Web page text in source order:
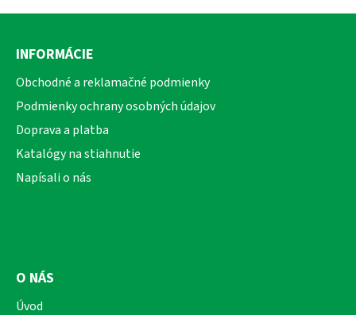
Z
INFORMÁCIE
Obchodné a reklamačné podmienky
Podmienky ochrany osobných údajov
Doprava a platba
Katalógy na stiahnutie
Napísali o nás
O NÁS
Úvod